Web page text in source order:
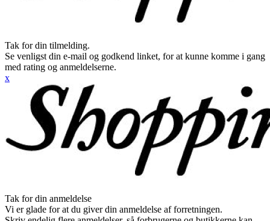
Tak for din tilmelding.
Se venligst din e-mail og godkend linket, for at kunne komme i gang
med rating og anmeldelserne.
x
Tak for din anmeldelse
Vi er glade for at du giver din anmeldelse af forretningen.